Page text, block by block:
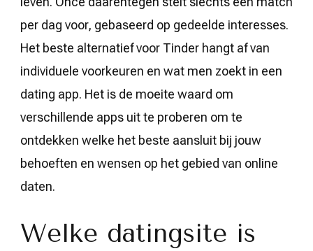
per dag voor, gebaseerd op gedeelde interesses.
Het beste alternatief voor Tinder hangt af van
individuele voorkeuren en wat men zoekt in een
dating app. Het is de moeite waard om
verschillende apps uit te proberen om te
ontdekken welke het beste aansluit bij jouw
behoeften en wensen op het gebied van online
daten.
Welke datingsite is